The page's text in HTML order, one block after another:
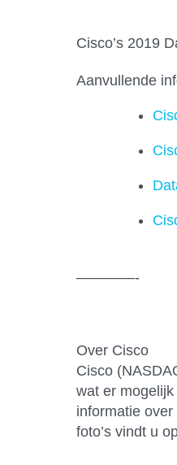
Cisco’s 2019
Aanvullende
————-
Over Cisco
Cisco
wat er
informatie
foto’s vindt u